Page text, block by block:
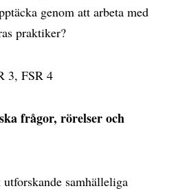
genom att arbeta med
praktiker?
3, FSR 4
frågor, rörelser och
samhälleliga